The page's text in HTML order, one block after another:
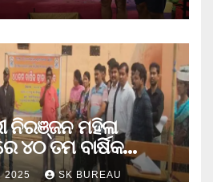
ନିରଞ୍ଜନ ମହିଳା
୪୦ ତମ ବାର୍ଷିକ
2025 SK BUREAU